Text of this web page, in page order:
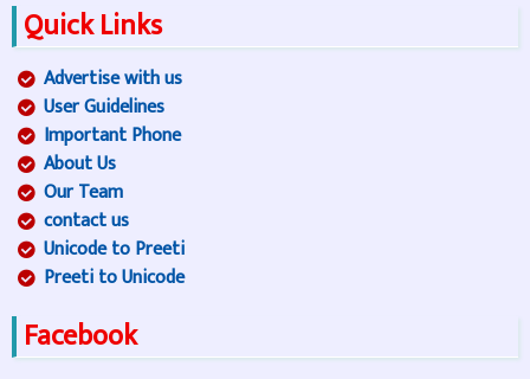
Quick Links
Advertise with us
User Guidelines
Important Phone
About Us
Our Team
contact us
Unicode to Preeti
Preeti to Unicode
Facebook